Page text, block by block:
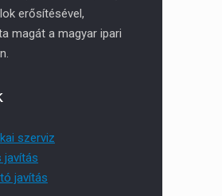
erősítésével,
magát a magyar ipari
szerviz
javítás
javítás